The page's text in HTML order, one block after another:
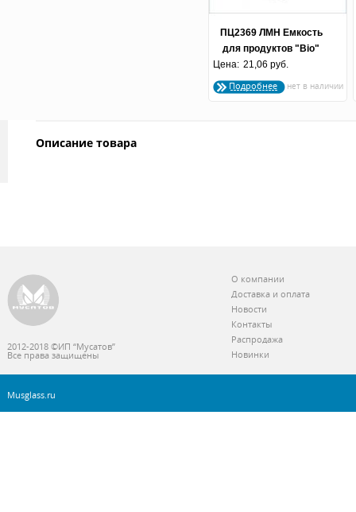
ПЦ2369 ЛМН Емкость
для продуктов "Bio"
круглая 0.5 л. с крышкой
лимон
Цена: 21,06 руб.
Подробнее
Описание товара
2012-2018 ©ИП “Мусатов”
Все права защищены
О компании
Доставка и оплата
Новости
Контакты
Распродажа
Новинки
Musglass.ru